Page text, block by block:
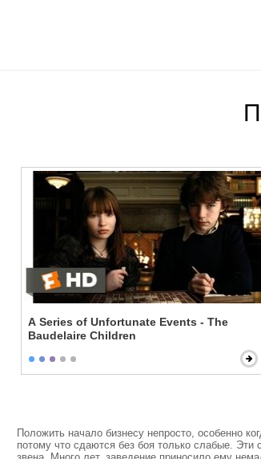
A Series of Unfortunate Events - The
Baudelaire Children
Положить начало бизнесу непросто, особенно
потому что сдаются без боя только слабые.